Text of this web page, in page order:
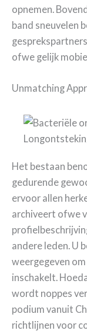
opnemen.
band sneuvelen
ofwe gelijk
Unmatching
Het bestaan
gedurende
ervoor allen
archiveert ofwe
andere leden. U
weergegeven
inschakelt.
wordt noppes
podium vanuit
richtlijnen voor